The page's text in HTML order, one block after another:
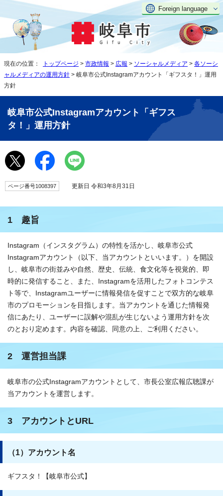
Foreign language
現在の位置： トップページ > 市政情報 > 広報 > ソーシャルメディア > 各ソーシ
ャルメディアの運用方針 > 岐阜市公式Instagramアカウント「ギフスタ！」運用
方針
岐阜市公式Instagramアカウント「ギフス
タ！」運用方針
ページ番号1008397 更新日 令和3年8月31日
1 趣旨
Instagram（インスタグラム）の特性を活かし、岐阜市公式
Instagramアカウント（以下、当アカウントといいます。）を開設
し、岐阜市の街並みや自然、歴史、伝統、食文化等を視覚的、即
時的に発信すること、また、Instagramを活用したフォトコンテス
ト等で、Instagramユーザーに情報発信を促すことで双方的な岐阜
市のプロモーションを目指します。当アカウントを通じた情報発
信にあたり、ユーザーに誤解や混乱が生じないよう運用方針を次
のとおり定めます。内容を確認、同意の上、ご利用ください。
2 運営担当課
岐阜市の公式Instagramアカウントとして、市長公室広報広聴課が
当アカウントを運営します。
3 アカウントとURL
（1）アカウント名
ギフスタ！【岐阜市公式】